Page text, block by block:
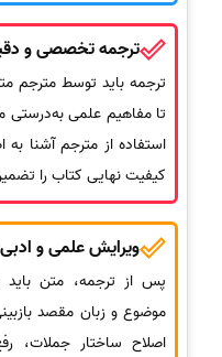
ترجمه تخصصی و
ترجمه باید توسط مترجم
تا مفاهیم علمی
استفاده از مترجم آشنا
کیفیت نهایی کتاب را
ویرایش علمی و
پس از ترجمه، متن باید
موضوع و زبان مقصد
اصلاح ساختار جملات،